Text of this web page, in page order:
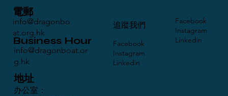
電郵
info@dragonbo
at.org.hk
Business Hour
info@dragonboat.or
g.hk
​追蹤我們
Facebook
Instagram
Linkedin
办公室：
地址
Facebook
Instagram
Linkedin